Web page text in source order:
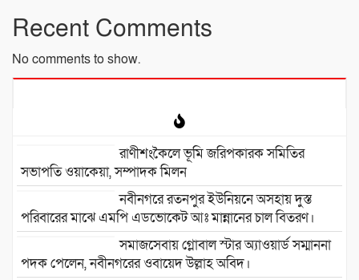
Recent Comments
No comments to show.
রাণীশংকৈলে ভূমি জরিপকারক সমিতির
সভাপতি ওয়াকেয়া, সম্পাদক মিলন
নবীনগরে রতনপুর ইউনিয়নে অসহায় দুস্ত
পরিবারের মাঝে এমপি এডভোকেট আঃ মান্নানের চাল বিতরণ।
সমাজসেবায় গ্লোবাল স্টার অ্যাওয়ার্ড সম্মাননা
পদক পেলেন, নবীনগরের ওবায়েদ উল্লাহ অবিদ।